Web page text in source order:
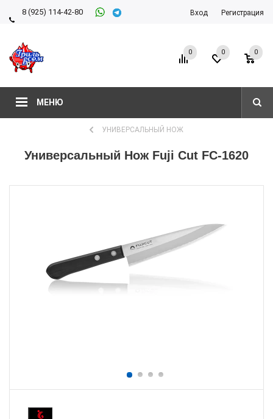
8 (925) 114-42-80
Вход Регистрация
МЕНЮ
0 0
0
УНИВЕРСАЛЬНЫЙ НОЖ
Универсальный Нож Fuji Cut FC-1620